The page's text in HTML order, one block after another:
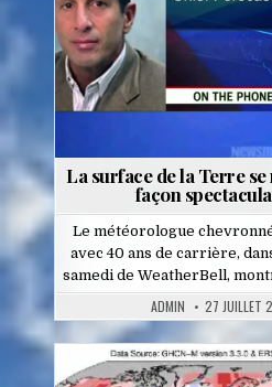
La surface de la Terre
façon
Le météorologue
avec 40 ans de carrière,
samedi de WeatherBell,
ADMIN 27 JUILLET